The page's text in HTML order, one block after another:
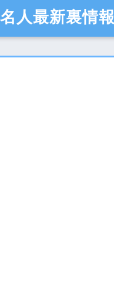
人最新裏情報